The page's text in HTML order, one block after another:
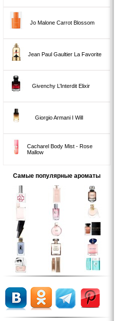
Jo Malone Carrot Blossom
Jean Paul Gaultier La Favorite
Givenchy L’Interdit Elixir
Giorgio Armani I Will
Cacharel Body Mist - Rose
Mallow
Самые популярные ароматы